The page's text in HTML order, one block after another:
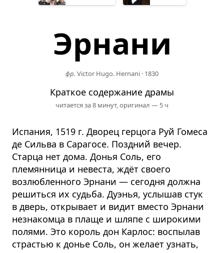
Эрнани
фр. Victor Hugo. Hernani · 1830
Краткое содержание драмы
читается за 8 минут,оригинал — 5 ч
Испания, 1519 г. Дворец герцога Руй Гомеса
де Сильва в Сарагосе. Поздний вечер.
Старца нет дома. Донья Соль, его
племянница и невеста, ждёт своего
возлюбленного Эрнани — сегодня должна
решиться их судьба. Дуэнья, услышав стук
в дверь, открывает и видит вместо Эрнани
незнакомца в плаще и шляпе с широкими
полями. Это король дон Карлос: воспылав
страстью к донье Соль, он желает узнать,